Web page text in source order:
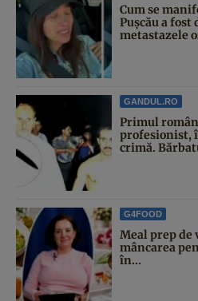
Cum se
Pușcău a fost
metastazele
GANDUL.RO
Primul
profesionist,
crimă.
G4FOOD
Meal prep de
mâncarea
în...